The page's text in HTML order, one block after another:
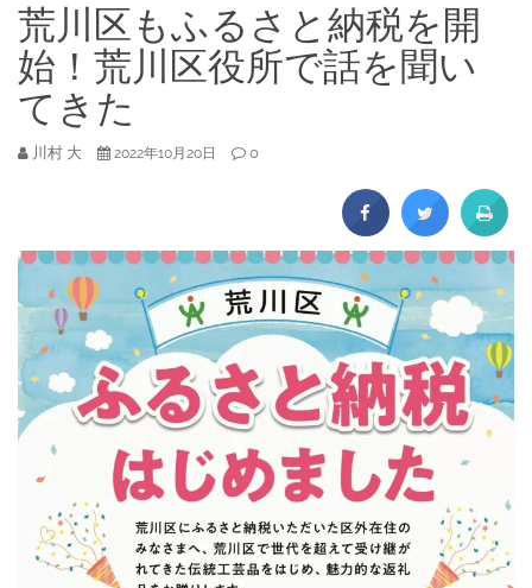
荒川区もふるさと納税を開
始！荒川区役所で話を聞い
てきた
川村 大 2022年10月20日 0